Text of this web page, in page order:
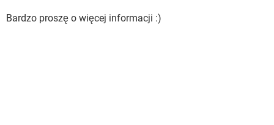
Bardzo proszę o więcej informacji :)